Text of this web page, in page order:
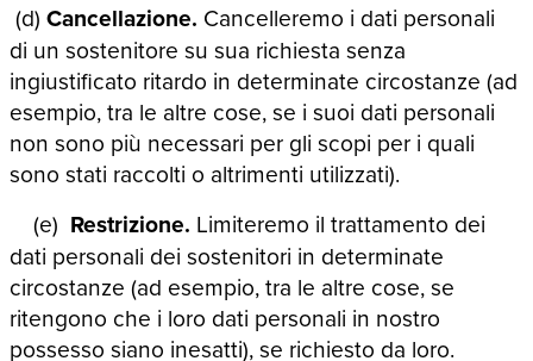
(d) Cancellazione. Cancelleremo i dati personali
di un sostenitore su sua richiesta senza
ingiustificato ritardo in determinate circostanze (ad
esempio, tra le altre cose, se i suoi dati personali
non sono più necessari per gli scopi per i quali
sono stati raccolti o altrimenti utilizzati).
(e) Restrizione. Limiteremo il trattamento dei
dati personali dei sostenitori in determinate
circostanze (ad esempio, tra le altre cose, se
ritengono che i loro dati personali in nostro
possesso siano inesatti), se richiesto da loro.